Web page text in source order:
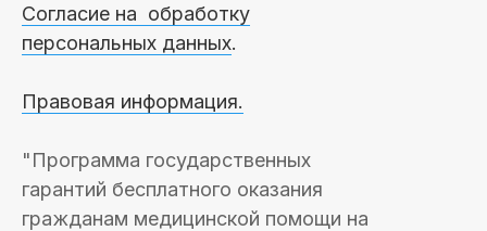
Согласие на обработку
персональных данных.
Правовая информация.
"Программа государственных
гарантий бесплатного оказания
гражданам медицинской помощи на